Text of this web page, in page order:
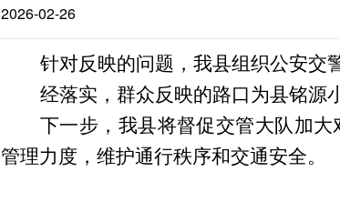
2026-02-26
针对反映的问题，我县组织公安交
经落实，群众反映的路口为县铭源
下一步，我县将督促交管大队加
管理力度，维护通行秩序和交通安全。